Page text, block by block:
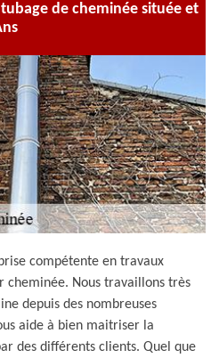
de cheminée située et
compétente en travaux
cheminée. Nous travaillons très
depuis des nombreuses
aide à bien maitriser la
des différents clients. Quel que